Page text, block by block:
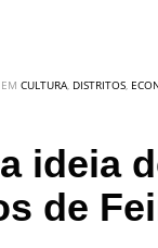
CULTURA, DISTRITOS,
ideia
de